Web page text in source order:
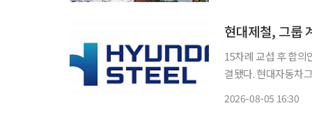
현대제철, 그룹
15차례 교섭 후 합의안 통과 현대제철 노사의 올해 임금·단체협약(
결됐다. 현대자동차그룹
2026-08-05 16:30